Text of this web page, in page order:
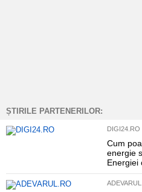
ȘTIRILE PARTENERILOR:
DIGI24.RO
Cum
energie
Energiei